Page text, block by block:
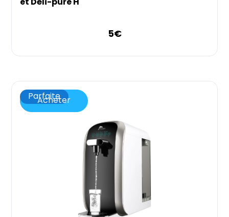
et Déli-pure H
5€
Acheter
Parfaite